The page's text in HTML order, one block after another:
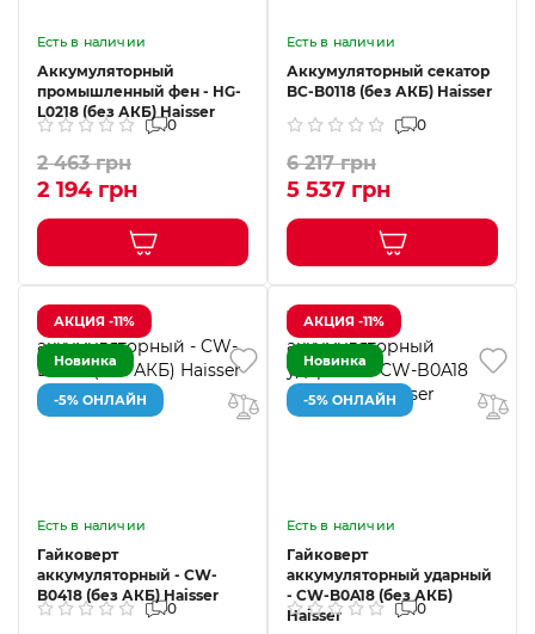
Есть в наличии
Аккумуляторный
промышленный фен - HG-
L0218 (без АКБ) Haisser
0
2 463 грн
2 194 грн
Есть в наличии
Аккумуляторный секатор
BC-B0118 (без АКБ) Haisser
0
6 217 грн
5 537 грн
АКЦИЯ -11%
Новинка
-5% ОНЛАЙН
Есть в наличии
Гайковерт
аккумуляторный - CW-
B0418 (без АКБ) Haisser
0
АКЦИЯ -11%
Новинка
-5% ОНЛАЙН
Есть в наличии
Гайковерт
аккумуляторный ударный
- CW-B0A18 (без АКБ)
Haisser
0